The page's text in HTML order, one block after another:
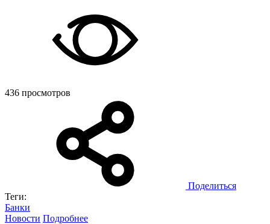
436 просмотров
Поделиться
Теги:
Банки
Новости Подробнее